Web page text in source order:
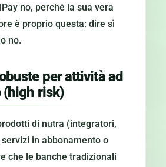
no, perché la sua vera
è proprio questa: dire sì
no.
per attività ad
(high risk)
di nutra (integratori,
in abbonamento o
che le banche tradizionali